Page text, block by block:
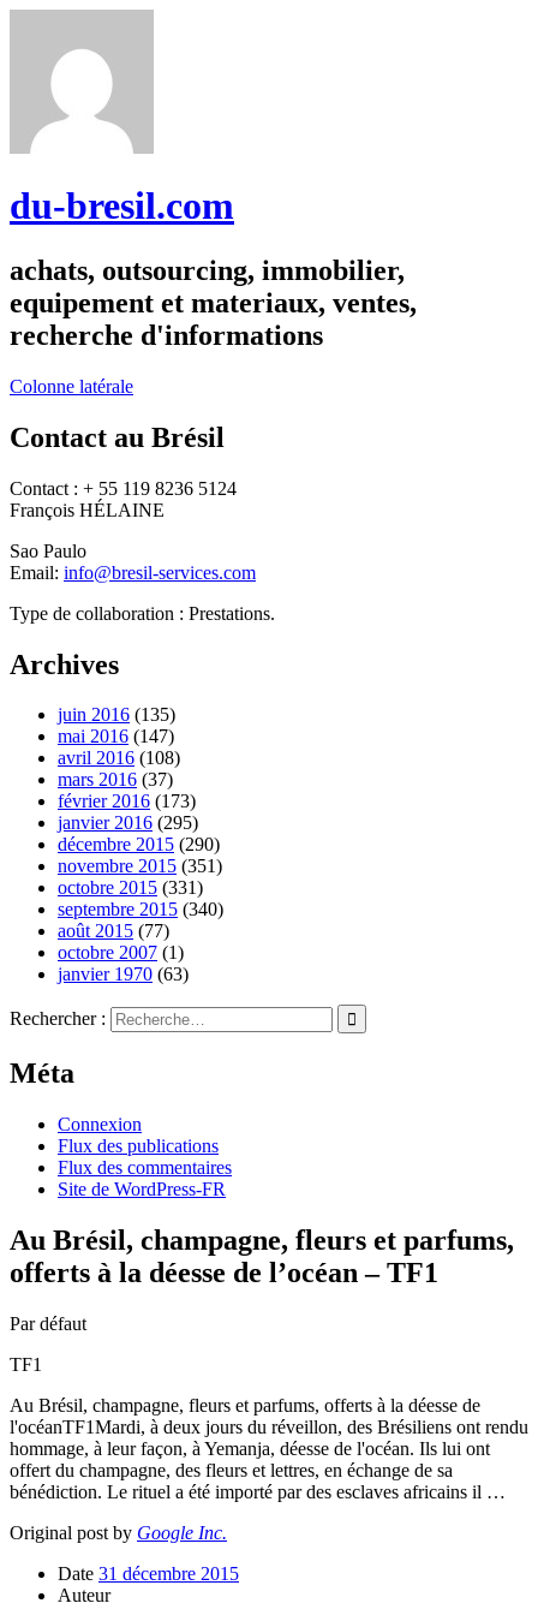
du-bresil.com
achats, outsourcing, immobilier,
equipement et materiaux, ventes,
recherche d'informations
Colonne latérale
Contact au Brésil
Contact : + 55 119 8236 5124
François HÉLAINE
Sao Paulo
Email: info@bresil-services.com
Type de collaboration : Prestations.
Archives
juin 2016 (135)
mai 2016 (147)
avril 2016 (108)
mars 2016 (37)
février 2016 (173)
janvier 2016 (295)
décembre 2015 (290)
novembre 2015 (351)
octobre 2015 (331)
septembre 2015 (340)
août 2015 (77)
octobre 2007 (1)
janvier 1970 (63)
Rechercher :
Méta
Connexion
Flux des publications
Flux des commentaires
Site de WordPress-FR
Au Brésil, champagne, fleurs et parfums,
offerts à la déesse de l’océan – TF1
Par défaut
TF1
Au Brésil, champagne, fleurs et parfums, offerts à la déesse de
l'océanTF1Mardi, à deux jours du réveillon, des Brésiliens ont rendu
hommage, à leur façon, à Yemanja, déesse de l'océan. Ils lui ont
offert du champagne, des fleurs et lettres, en échange de sa
bénédiction. Le rituel a été importé par des esclaves africains il …
Original post by Google Inc.
Date 31 décembre 2015
Auteur